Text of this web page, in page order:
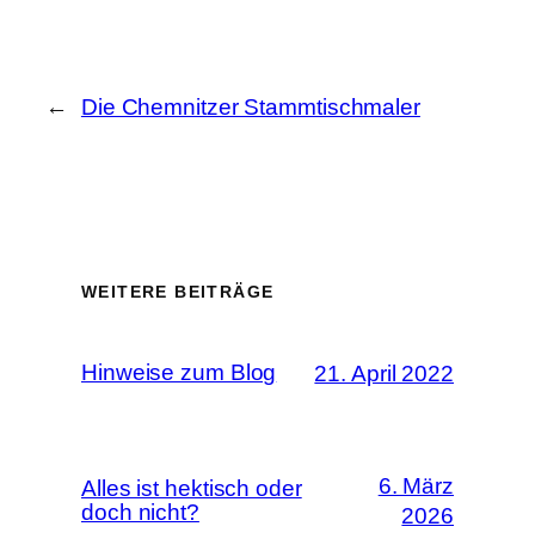
← Die Chemnitzer Stammtischmaler
WEITERE BEITRÄGE
Hinweise zum Blog 21. April 2022
Alles ist hektisch oder
doch nicht?
6. März
2026